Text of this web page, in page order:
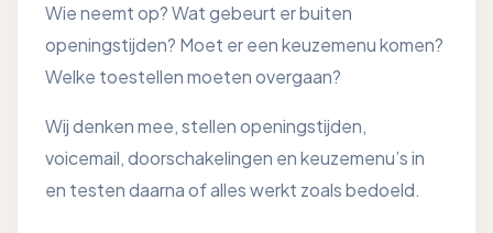
Wie neemt op? Wat gebeurt er buiten
openingstijden? Moet er een keuzemenu komen?
Welke toestellen moeten overgaan?
Wij denken mee, stellen openingstijden,
voicemail, doorschakelingen en keuzemenu’s in
en testen daarna of alles werkt zoals bedoeld.